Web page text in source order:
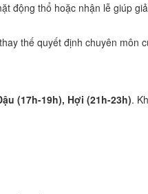
động thổ hoặc nhận lễ giúp
thế quyết định chuyên môn
(17h-19h), Hợi (21h-23h).